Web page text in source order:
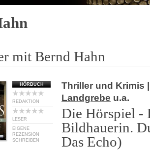
mit Bernd Hahn
HÖRBUCH
REDAKTION
LESER
EIGENE
REZENSION
SCHREIBEN
Thriller und Krimis
Landgrebe u.a.
Die Hörspiel -
Bildhauerin.
Das Echo)